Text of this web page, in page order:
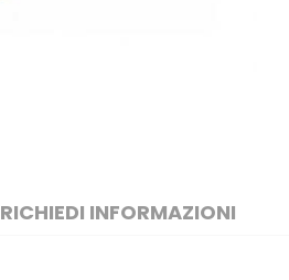
RICHIEDI INFORMAZIONI